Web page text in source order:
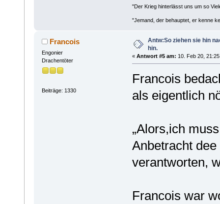
"Der Krieg hinterlässt uns um so
"Jemand, der behauptet, er kenne
Francois
Engonier
Drachentöter
Beiträge: 1330
Antw:So ziehen sie hin
hin.
« Antwort #5 am: 10. Feb 20,
Francois
als eigentlich
„Alors,ich
Anbetracht
verantworten,
Francois war